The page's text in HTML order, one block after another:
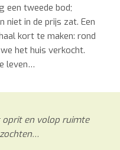
een tweede bod;
niet in de prijs zat. Een
kort te maken: rond
het huis verkocht.
leven…
oprit en volop ruimte